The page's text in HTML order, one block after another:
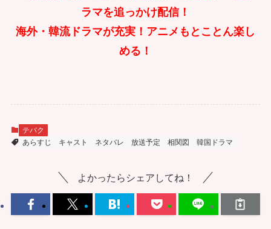
ラマを追っかけ配信！
海外・韓流ドラマが充実！アニメもとことん楽し
める！
テバク
あらすじ
キャスト ネタバレ 放送予定 相関図 韓国ドラマ
よかったらシェアしてね！